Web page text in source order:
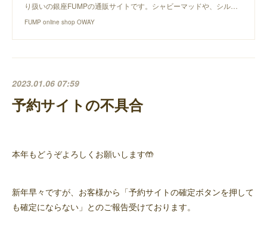
り扱いの銀座FUMPの通販サイトです。シャビーマッドや、シル…
FUMP online shop OWAY
2023.01.06 07:59
予約サイトの不具合
本年もどうぞよろしくお願いします🤲
新年早々ですが、お客様から「予約サイトの確定ボタンを押して
も確定にならない」とのご報告受けております。